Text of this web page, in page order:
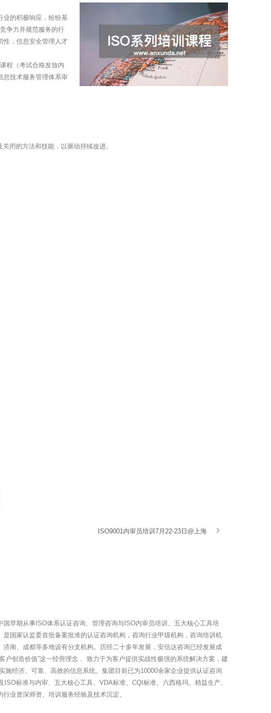
业的积极响应，纷纷基
争力并规范服务的行
性，信息安全管理人才
程（考试合格发放内
息技术服务管理体系审
闭的方法和技能，以驱动持续改进。
ISO9001内审员培训7月22-23日@上海
早期从事ISO体系认证咨询、管理咨询与ISO内审员培训、五大核心工具培
国家认监委首批备案批准的认证咨询机构，咨询行业甲级机构，咨询培训机
南、成都等多地设有分支机构。历经二十多年发展，安信达咨询已经发展成
创造价值”这一经营理念， 致力于为客户提供实战性极强的系统解决方案，建
经济、可靠、高效的信息系统。集团目前已为10000余家企业提供认证咨询
标准与内审、五大核心工具、VDA标准、CQI标准、六西格玛、精益生产、
业资深师资、培训服务经验及技术沉淀。